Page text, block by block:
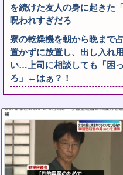
を続けた友人の身に起きた
呪われすぎだろ
寮の乾燥機を朝から晩まで
置かずに放置し、出し入れ
い…上司に相談しても「困
ろ」←はぁ？！